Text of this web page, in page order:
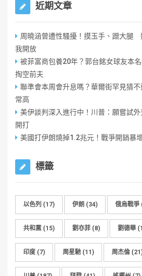
近期文章
周曉涵曾遭性騷擾！摸玉手、蹭大腿
我開放
被菲富商包養20年？郭台銘女球友本
掏空前夫
聯準會本周會升息嗎？華爾街罕見猜
常高
美伊談判深入進行中！川普：願嘗試
開打
美國打伊朗燒掉1.2兆元！戰爭開銷
標籤
以色列 (17) 伊朗 (34) 俄烏戰爭
共和黨 (15) 劉亦菲 (8) 劉德華
印度 (7) 周星馳 (11) 周杰倫